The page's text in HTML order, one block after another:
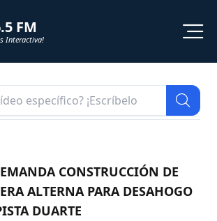
FM
Interactiva!
CONSTRUCCIÓN DE
ALTERNA PARA DESAHOGO
DUARTE